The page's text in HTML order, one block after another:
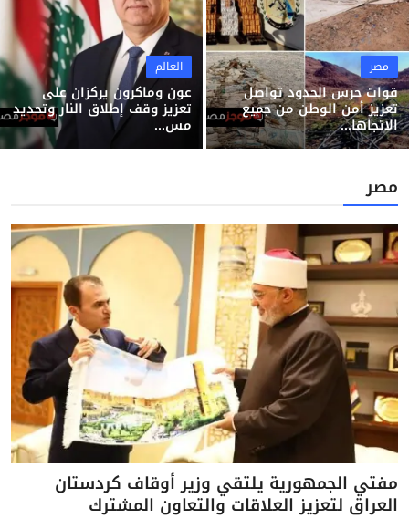
مصر
قوات حرس الحدود تواصل
تعزيز أمن الوطن من جميع
الاتجاها...
العالم
عون وماكرون يركزان على
تعزيز وقف إطلاق النار وتحديد
مس...
مصر
مفتي الجمهورية يلتقي وزير أوقاف كردستان
العراق لتعزيز العلاقات والتعاون المشترك